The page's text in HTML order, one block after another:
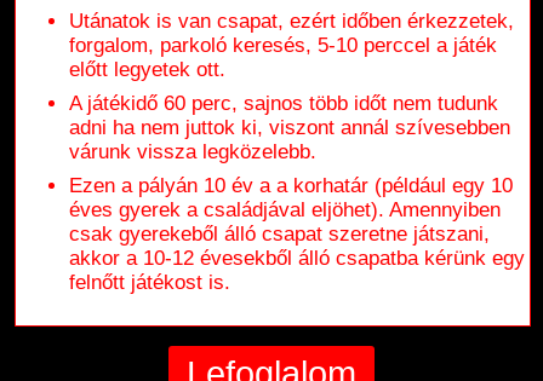
Utánatok is van csapat, ezért időben érkezzetek,
forgalom, parkoló keresés, 5-10 perccel a játék
előtt legyetek ott.
A játékidő 60 perc, sajnos több időt nem tudunk
adni ha nem juttok ki, viszont annál szívesebben
várunk vissza legközelebb.
Ezen a pályán 10 év a a korhatár (például egy 10
éves gyerek a családjával eljöhet). Amennyiben
csak gyerekeből álló csapat szeretne játszani,
akkor a 10-12 évesekből álló csapatba kérünk egy
felnőtt játékost is.